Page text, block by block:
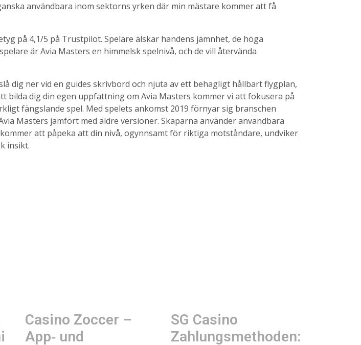
användbara inom sektorns yrken där min mästare kommer att få
på 4,1/5 på Trustpilot. Spelare älskar handens jämnhet, de höga
är Avia Masters en himmelsk spelnivå, och de vill återvända
dig ner vid en guides skrivbord och njuta av ett behagligt hållbart flygplan,
dig din egen uppfattning om Avia Masters kommer vi att fokusera på
fängslande spel. Med spelets ankomst 2019 förnyar sig branschen
Masters jämfört med äldre versioner. Skaparna använder användbara
att påpeka att din nivå, ogynnsamt för riktiga motståndare, undviker
insikt.
Casino Zoccer –
App‑ und
SG Casino
Zahlungsmethoden: